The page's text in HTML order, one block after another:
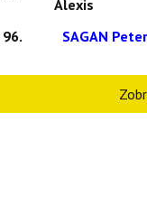
Alexis
96. SAGAN Peter